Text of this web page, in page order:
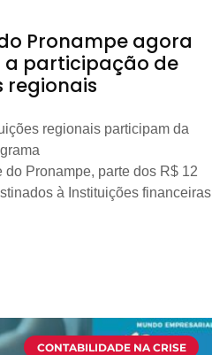
Pronampe agora
participação de
regionais
regionais participam da
do Pronampe, parte dos R$ 12
à Instituições financeiras
CONTABILIDADE NA CRISE